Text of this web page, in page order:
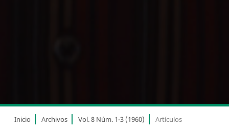
Inicio Archivos Vol. 8 Núm. 1-3 (1960) Artículos